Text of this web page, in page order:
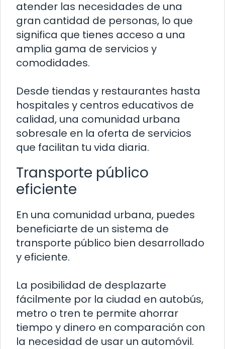
atender las necesidades de una
gran cantidad de personas, lo que
significa que tienes acceso a una
amplia gama de servicios y
comodidades.
Desde tiendas y restaurantes hasta
hospitales y centros educativos de
calidad, una comunidad urbana
sobresale en la oferta de servicios
que facilitan tu vida diaria.
Transporte público
eficiente
En una comunidad urbana, puedes
beneficiarte de un sistema de
transporte público bien desarrollado
y eficiente.
La posibilidad de desplazarte
fácilmente por la ciudad en autobús,
metro o tren te permite ahorrar
tiempo y dinero en comparación con
la necesidad de usar un automóvil.